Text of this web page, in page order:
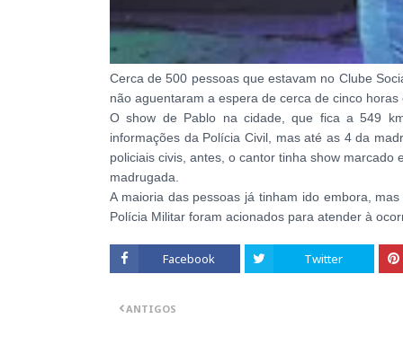
Cerca de 500 pessoas que estavam no Clube
não aguentaram a espera de cerca de cinco
O show de Pablo na cidade, que fica a 549
informações da Polícia Civil, mas até as 4 da
policiais civis, antes, o cantor tinha show
madrugada.
A maioria das pessoas já tinham ido embora,
Polícia Militar foram acionados para atender à
Facebook Twitter
ANTIGOS